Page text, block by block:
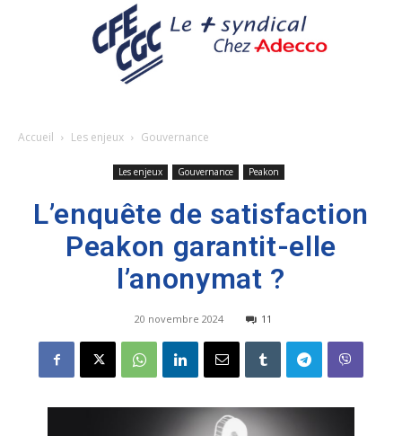
Accueil Les enjeux Gouvernance
Les enjeux Gouvernance Peakon
L’enquête de satisfaction
Peakon garantit-elle
l’anonymat ?
20 novembre 2024 11